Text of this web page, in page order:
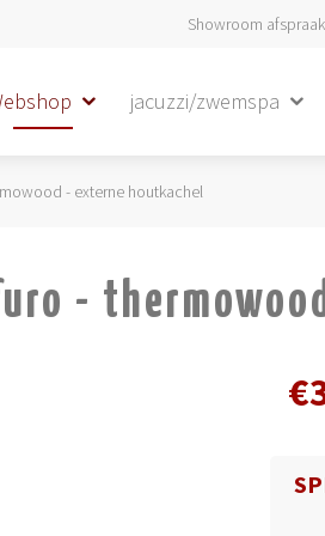
Showroom
jacuzzi/zwemspa
- externe houtkachel
-
€